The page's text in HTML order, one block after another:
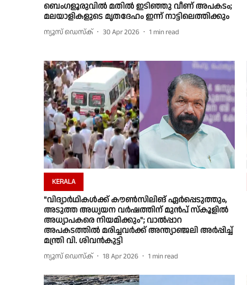
ബെംഗളൂരുവിൽ മതിൽ ഇടിഞ്ഞു വീണ് അപകടം;
മലയാളികളുടെ മൃതദേഹം ഇന്ന് നാട്ടിലെത്തിക്കും
ന്യൂസ് ഡെസ്ക് 30 Apr 2026 1 min read
KERALA
"വിദ്യാർഥികൾക്ക് കൗണ്‍സിലിങ് ഏർപ്പെടുത്തും,
അടുത്ത അധ്യയന വർഷത്തിന് മുൻപ് സ്കൂളിൽ
അധ്യാപകരെ നിയമിക്കും"; വാൽപ്പാറ
അപകടത്തിൽ മരിച്ചവർക്ക് അന്ത്യാഞ്ജലി അർപ്പിച്ച്
മന്ത്രി വി. ശിവൻകുട്ടി
ന്യൂസ് ഡെസ്ക് 18 Apr 2026 1 min read